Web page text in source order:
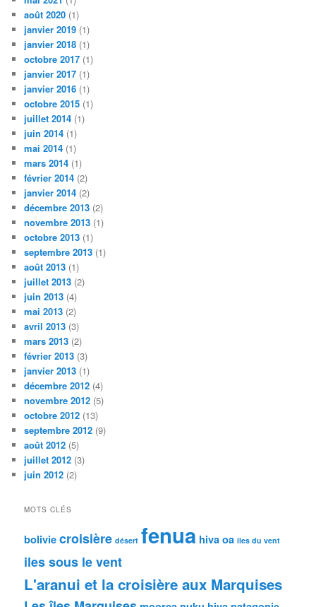
août 2020 (1)
janvier 2019 (1)
janvier 2018 (1)
octobre 2017 (1)
janvier 2017 (1)
janvier 2016 (1)
octobre 2015 (1)
juillet 2014 (1)
juin 2014 (1)
mai 2014 (1)
mars 2014 (1)
février 2014 (2)
janvier 2014 (2)
décembre 2013 (2)
novembre 2013 (1)
octobre 2013 (1)
septembre 2013 (1)
août 2013 (1)
juillet 2013 (2)
juin 2013 (4)
mai 2013 (2)
avril 2013 (3)
mars 2013 (2)
février 2013 (3)
janvier 2013 (1)
décembre 2012 (4)
novembre 2012 (5)
octobre 2012 (13)
septembre 2012 (9)
août 2012 (5)
juillet 2012 (3)
juin 2012 (2)
MOTS CLÉS
boliviecroisière désert fenua hiva oa iles du vent
iles sous le vent
L'aranui et la croisière aux Marquises